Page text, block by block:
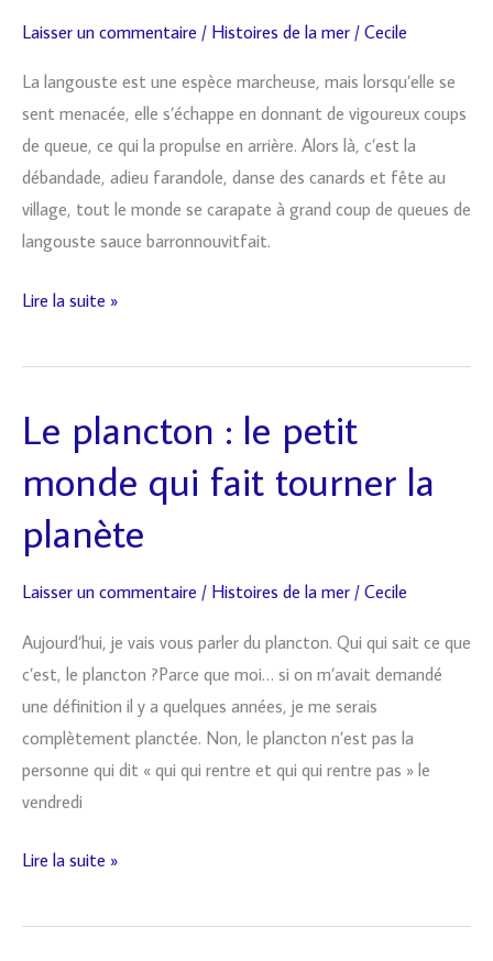
Laisser un commentaire / Histoires de la mer /Cecile
La langouste est une espèce marcheuse, mais lorsqu’elle se
sent menacée, elle s’échappe en donnant de vigoureux coups
de queue, ce qui la propulse en arrière. Alors là, c’est la
débandade, adieu farandole, danse des canards et fête au
village, tout le monde se carapate à grand coup de queues de
langouste sauce barronnouvitfait.
coloc
du
Lire la suite »
Le plancton : le petit
monde qui fait tourner la
planète
Laisser un commentaire / Histoires de la mer /Cecile
Aujourd’hui, je vais vous parler du plancton. Qui qui sait ce que
c’est, le plancton ?Parce que moi… si on m’avait demandé
une définition il y a quelques années, je me serais
complètement planctée. Non, le plancton n’est pas la
personne qui dit « qui qui rentre et qui qui rentre pas » le
vendredi
Le
plancton
petit
fait
tourner
la
planète
Lire la suite »